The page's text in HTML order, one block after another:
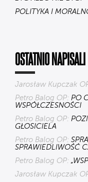
POLITYKA I
OSTATNIO NAPISALI
Jarosław Kupczak
Petro Balog OP: PO
WSPÓŁCZESNOŚCI
Petro Balog OP:
GŁOSICIELA
Petro Balog OP:
SPRAWIEDLIWOŚĆ
Petro Balog OP:
Jarosław Kupczak